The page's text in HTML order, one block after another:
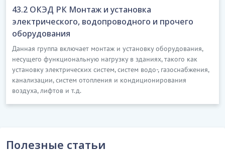
өндіру (20.14.4 қараңыз)
бастапқы пішіндегі пластмассаларды өндіру
(20.16 қараңыз)
бастапқы пішіндегі синтетикалық каучук өндіру
(20.17.0 қараңыз)
тазартылмаған глицерин өндіру (20.41.0
қараңыз)
табиғи эфир майларын өндіру (20.53.0
43.2 ОКЭД РК Монтаж и установка
электрического, водопроводного и прочего
оборудования
Данная группа включает монтаж и установку оборудования,
несущего функциональную нагрузку в зданиях, такого как
установку электрических систем, систем водо-, газоснабжения,
канализации, систем отопления и кондиционирования
воздуха, лифтов и т.д.
Полезные статьи